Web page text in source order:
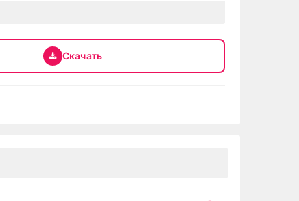
Скачать